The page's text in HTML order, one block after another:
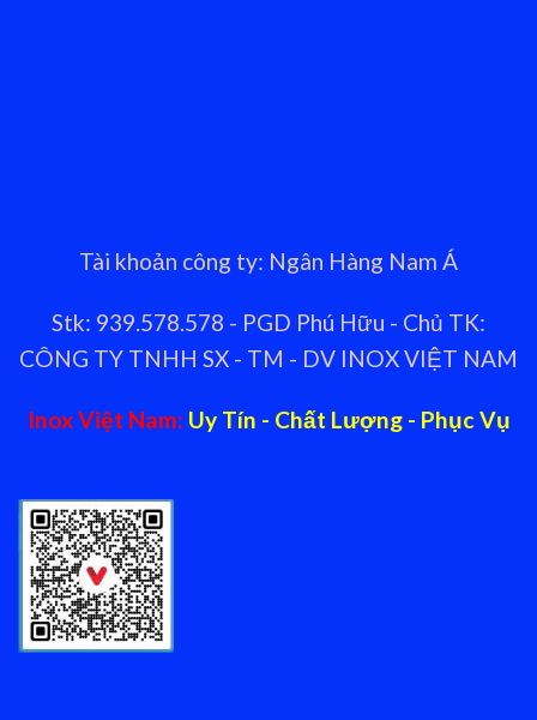
Tài khoản công ty: Ngân Hàng Nam Á
Stk: 939.578.578 - PGD Phú Hữu - Chủ TK:
CÔNG TY TNHH SX - TM - DV INOX VIỆT NAM
Inox Việt Nam: Uy Tín - Chất Lượng - Phục Vụ